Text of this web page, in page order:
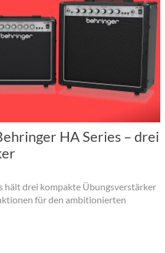
HA Series – drei
hält drei kompakte Übungsverstärker
für den ambitionierten